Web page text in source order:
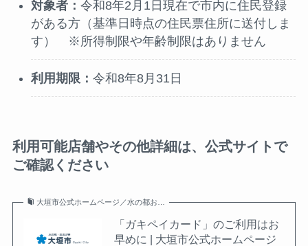
対象者： 令和8年2月1日現在で市内に住民登録
がある方（基準日時点の住民票住所に送付しま
す） ※所得制限や年齢制限はありません
利用期限： 令和8年8月31日
利用可能店舗やその他詳細は、公式サイトで
ご確認ください
大垣市公式ホームページ／水の都お…
「ガキペイカード」のご利用はお
早めに | 大垣市公式ホームページ